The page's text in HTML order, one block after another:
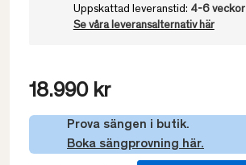
Uppskattad leveranstid: 4-6 veckor
Se våra leveransalternativ här
18.990 kr
Prova sängen i butik.
Boka sängprovning här.